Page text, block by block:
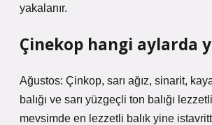
yakalanır.
Çinekop hangi aylarda
Ağustos: Çinkop, sarı ağız, sinarit,
balığı ve sarı yüzgeçli ton balığı
mevsimde en lezzetli balık yine